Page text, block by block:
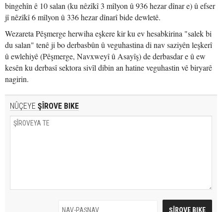
bingehîn ê 10 salan (ku nêzîkî 3 mîlyon û 936 hezar dînar e) û efser
jî nêzîkî 6 mîlyon û 336 hezar dînarî bide dewletê.
Wezareta Pêşmerge herwiha eşkere kir ku ev hesabkirina "salek bi
du salan" tenê ji bo derbasbûn û veguhastina di nav saziyên leşkerî
û ewlehiyê (Pêşmerge, Navxweyî û Asayîş) de derbasdar e û ew
kesên ku derbasî sektora sivîl dibin an hatine veguhastin vê biryarê
nagirin.
NÛÇEYE ŞÎROVE BIKE